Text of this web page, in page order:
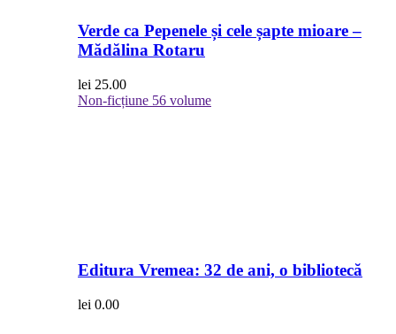
Verde ca Pepenele și cele șapte mioare –
Mădălina Rotaru
lei 25.00
Non-ficțiune 56 volume
Editura Vremea: 32 de ani, o bibliotecă
lei 0.00